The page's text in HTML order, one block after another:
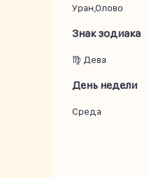
Уран,Олово
Знак зодиака
♍ Дева
День недели
Среда